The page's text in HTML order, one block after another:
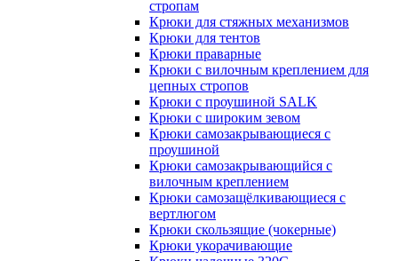
стропам
Крюки для стяжных механизмов
Крюки для тентов
Крюки праварные
Крюки с вилочным креплением для
цепных стропов
Крюки с проушиной SALK
Крюки с широким зевом
Крюки самозакрывающиеся с
проушиной
Крюки самозакрывающийся с
вилочным креплением
Крюки самозащёлкивающиеся с
вертлюгом
Крюки скользящие (чокерные)
Крюки укорачивающие